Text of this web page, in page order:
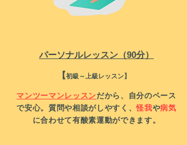
パーソナルレッスン（90分）
​【初級～上級レッスン】
マンツーマンレッスンだから、 自分のペース
で安心。質問や相談がしやすく、怪我や病気
に合わせて有酸素運動ができます。